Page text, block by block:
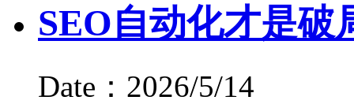
SEO自动化才是破
Date：2026/5/14